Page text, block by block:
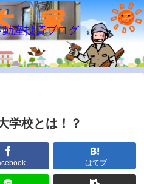
産投資ブログ
学校とは！？
はてブ